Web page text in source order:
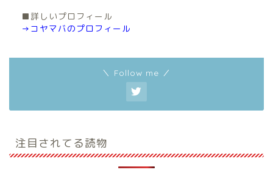
■詳しいプロフィール
→コヤマバのプロフィール
＼ Follow me ／
注目されてる読物